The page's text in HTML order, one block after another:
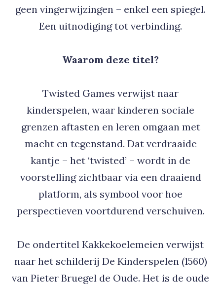
geen vingerwijzingen – enkel een spiegel.
Een uitnodiging tot verbinding.
Waarom deze titel?
Twisted Games verwijst naar
kinderspelen, waar kinderen sociale
grenzen aftasten en leren omgaan met
macht en tegenstand. Dat verdraaide
kantje – het ‘twisted’ – wordt in de
voorstelling zichtbaar via een draaiend
platform, als symbool voor hoe
perspectieven voortdurend verschuiven.
De ondertitel Kakkekoelemeien verwijst
naar het schilderij De Kinderspelen (1560)
van Pieter Bruegel de Oude. Het is de oude